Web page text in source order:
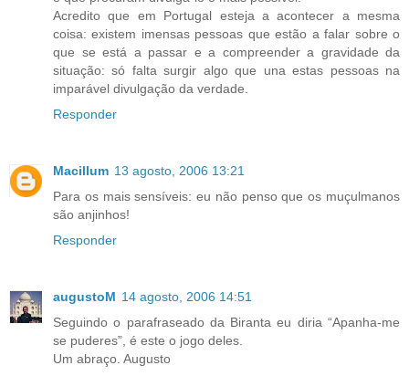
Acredito que em Portugal esteja a acontecer a mesma
coisa: existem imensas pessoas que estão a falar sobre o
que se está a passar e a compreender a gravidade da
situação: só falta surgir algo que una estas pessoas na
imparável divulgação da verdade.
Responder
Macillum 13 agosto, 2006 13:21
Para os mais sensíveis: eu não penso que os muçulmanos
são anjinhos!
Responder
augustoM 14 agosto, 2006 14:51
Seguindo o parafraseado da Biranta eu diria “Apanha-me
se puderes”, é este o jogo deles.
Um abraço. Augusto